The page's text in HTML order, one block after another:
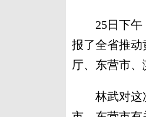
25日下午，
报了全省推
厅、东营市、
林武对这次